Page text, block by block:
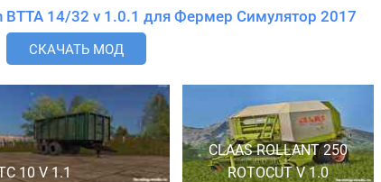
Скачать мод Richard Western BTTA 14/32 v 1.0.1 для Фермер Симулятор 2017
СКАЧАТЬ МОД
10 V 1.1
CLAAS ROLLANT 250
ROTOCUT V 1.0